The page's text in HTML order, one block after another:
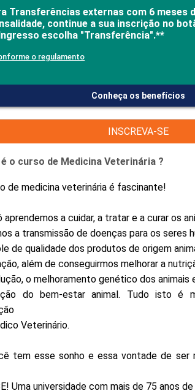
PROED
Transferências externas com 6 meses
continue a sua inscrição no
escolha "Transferência".**
o regulamento
Conheça os benefícios
INSCREVA-SE
é o curso de Medicina Veterinária ?
de medicina veterinária é fascinante!
aprendemos a cuidar, a tratar e a curar os
a transmissão de doenças para os seres
de qualidade dos produtos de origem
além de conseguirmos melhorar a
o melhoramento genético dos animais
do bem-estar animal. Tudo isto é
Veterinário.
tem esse sonho e essa vontade de ser
Uma universidade com mais de 75 anos